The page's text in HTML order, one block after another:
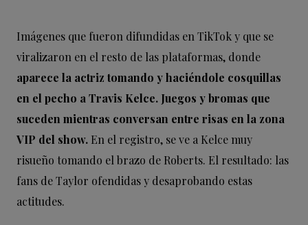
Imágenes que fueron difundidas en TikTok y que se
viralizaron en el resto de las plataformas, donde
aparece la actriz tomando y haciéndole cosquillas
en el pecho a Travis Kelce. Juegos y bromas que
suceden mientras conversan entre risas en la zona
VIP del show. En el registro, se ve a Kelce muy
risueño tomando el brazo de Roberts. El resultado: las
fans de Taylor ofendidas y desaprobando estas
actitudes.